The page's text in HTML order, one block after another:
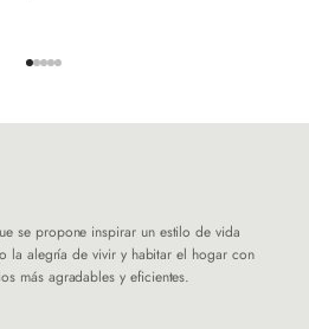
Ir al artículo 1
Ir al artículo 2
Ir al artículo 3
Ir al artículo 4
Ir al artículo 5
se propone inspirar un estilo de vida
la alegría de vivir y habitar el hogar con
más agradables y eficientes.